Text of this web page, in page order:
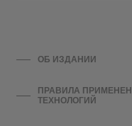
ОБ ИЗДАНИИ
ПРАВИЛА
ТЕХНОЛОГИЙ